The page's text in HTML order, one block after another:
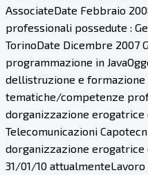
AssociateDate Febbraio
professionali possedute :
TorinoDate Dicembre 2007
programmazione in
dellistruzione e formazione
tematiche/competenze
dorganizzazione erogatrice
Telecomunicazioni
dorganizzazione erogatrice
31/01/10